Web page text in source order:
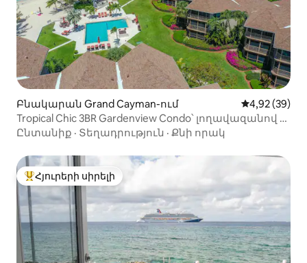
Բնակարան Grand Cayman-ում Միջին
4,92 (39)
Tropical Chic 3BR Gardenview Condo՝ լողավազանով և
լողափով
Ընտանիք · Տեղադրություն · Քնի որակ
Հյուրերի սիրելի լավագույն տները
Հյուրերի սիրելի